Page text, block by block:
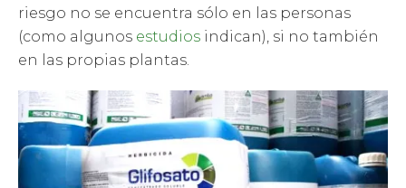
riesgo no se encuentra sólo en las personas
(como algunos estudios indican), si no también
en las propias plantas.